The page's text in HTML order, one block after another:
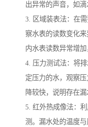
出异常的声音，如滴
3. 区域装表法：在
察水表的读数变化
内水表读数异常增加
4. 压力测试法：将
定压力的水，观察
降较快，说明存在漏
5. 红外热成像法：
测。漏水处的温度